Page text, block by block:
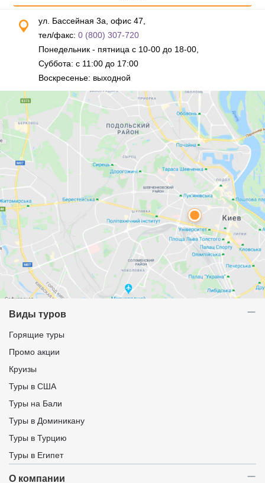
ул. Бассейная 3а, офис 47,
тел/факс: 0 (800) 307-720
Понедельник - пятница с 10-00 до 18-00,
Суббота: с 11:00 до 17:00
Воскресенье: выходной
Виды туров
Горящие туры
Промо акции
Круизы
Туры в США
Туры на Бали
Туры в Доминикану
Туры в Турцию
Туры в Египет
О компании